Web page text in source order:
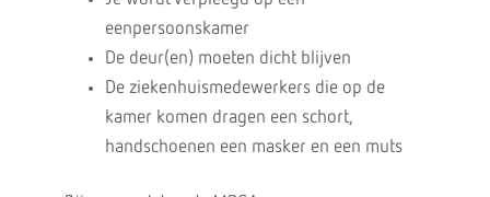
eenpersoonskamer
De deur(en) moeten dicht blijven
De ziekenhuismedewerkers die op de
kamer komen dragen een schort,
handschoenen een masker en een muts